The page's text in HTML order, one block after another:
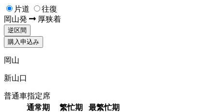
片道
往復
岡山発 厚狭着
逆区間
購入申込み
岡山
新山口
普通車指定席
通常期
繁忙期 最繁忙期